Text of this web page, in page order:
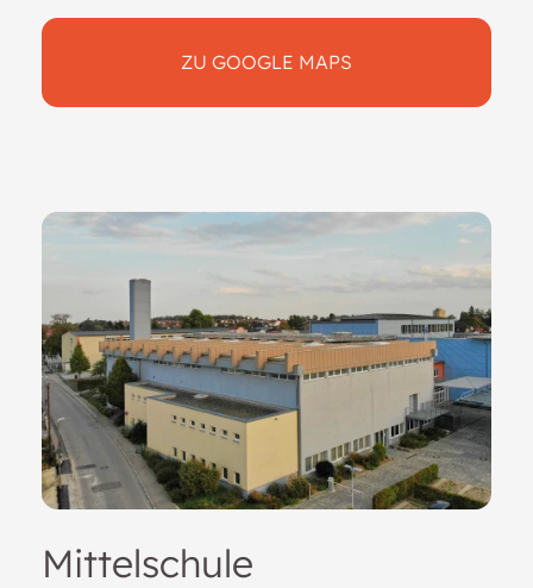
ZU GOOGLE MAPS
Mittelschule